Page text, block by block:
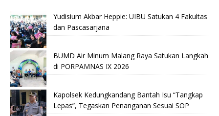
Yudisium Akbar Heppie: UIBU Satukan 4 Fakultas
dan Pascasarjana
BUMD Air Minum Malang Raya Satukan Langkah
di PORPAMNAS IX 2026
Kapolsek Kedungkandang Bantah Isu “Tangkap
Lepas”, Tegaskan Penanganan Sesuai SOP